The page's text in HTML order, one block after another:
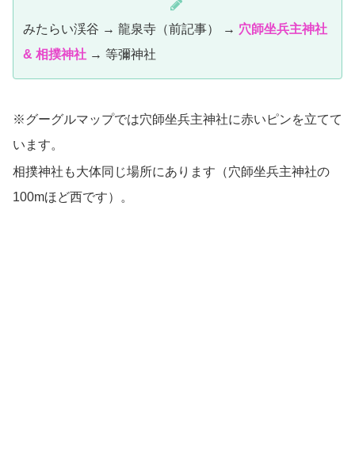
みたらい渓谷 → 龍泉寺（前記事） → 穴師坐兵主神社
& 相撲神社 → 等彌神社
※グーグルマップでは穴師坐兵主神社に赤いピンを立てて
います。
相撲神社も大体同じ場所にあります（穴師坐兵主神社の
100mほど西です）。